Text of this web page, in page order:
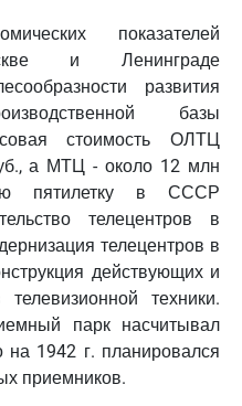
показателей
и Ленинграде
развития
базы
стоимость ОЛТЦ
а МТЦ - около 12 млн
пятилетку в СССР
телецентров в
телецентров в
действующих и
техники.
парк насчитывал
на 1942 г. планировался
приемников.